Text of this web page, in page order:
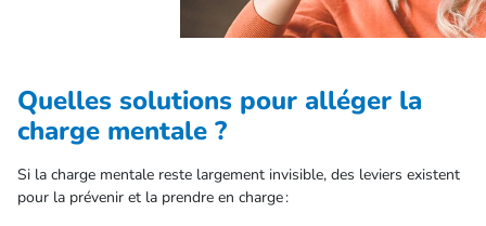
Quelles solutions pour alléger la
charge mentale ?
Si la charge mentale reste largement invisible, des leviers existent
pour la prévenir et la prendre en charge :